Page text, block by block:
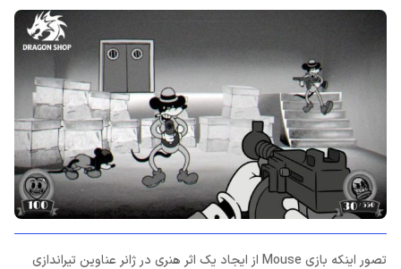
تصور اینکه بازی Mouse از ایجاد یک اثر هنری در ژانر عناوین تیراندازی